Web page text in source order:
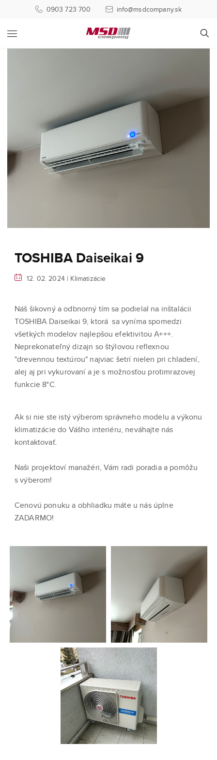
0903 723 700 info@msdcompany.sk
TOSHIBA Daiseikai 9
12. 02. 2024 | Klimatizácie
Náš šikovný a odbnorný tím sa podielal na inštalácii
TOSHIBA Daiseikai 9, ktorá sa vyníma spomedzi
všetkých modelov najlepšou efektivitou A+++.
Neprekonateľný dizajn so štýlovou reflexnou
"drevennou textúrou" najviac šetrí nielen pri chladení,
alej aj pri vykurovaní a je s možnosťou protimrazovej
funkcie 8°C.
Ak si nie ste istý výberom správneho modelu a výkonu
klimatizácie do Vášho interiéru, neváhajte nás
kontaktovať.
Naši projektoví manažéri, Vám radi poradia a pomôžu
s výberom!
Cenovú ponuku a obhliadku máte u nás úplne
ZADARMO!